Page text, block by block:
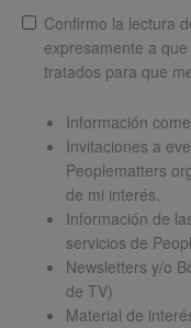
LopdConfirmo la lectura
expresamente a
tratados para que
Información
Invitaciones a
Peoplematters
de mi interés.
Información de
servicios de
Newsletters y/o
de TV)
Material de